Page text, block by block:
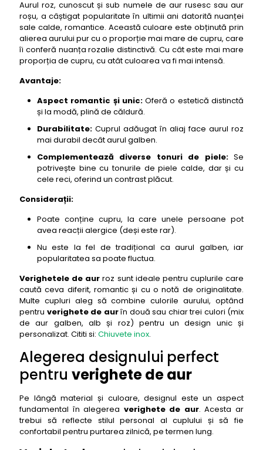
Aurul roz, cunoscut și sub numele de aur rusesc sau aur
roșu, a câștigat popularitate în ultimii ani datorită nuanței
sale calde, romantice. Această culoare este obținută prin
alierea aurului pur cu o proporție mai mare de cupru, care
îi conferă nuanța rozalie distinctivă. Cu cât este mai mare
proporția de cupru, cu atât culoarea va fi mai intensă.
Avantaje:
Aspect romantic și unic:Oferă o estetică distinctă
și la modă, plină de căldură.
Durabilitate: Cuprul adăugat în aliaj face aurul roz
mai durabil decât aurul galben.
Complementează diverse tonuri de piele:Se
potrivește bine cu tonurile de piele calde, dar și cu
cele reci, oferind un contrast plăcut.
Considerații:
Poate conține cupru, la care unele persoane pot
avea reacții alergice (deși este rar).
Nu este la fel de tradițional ca aurul galben, iar
popularitatea sa poate fluctua.
Verighetele de aur roz sunt ideale pentru cuplurile care
caută ceva diferit, romantic și cu o notă de originalitate.
Multe cupluri aleg să combine culorile aurului, optând
pentru verighete de aurîn două sau chiar trei culori (mix
de aur galben, alb și roz) pentru un design unic și
personalizat. Cititi si: Chiuvete inox.
Alegerea designului perfect
pentru verighete de aur
Pe lângă material și culoare, designul este un aspect
fundamental în alegerea verighete de aur. Acesta ar
trebui să reflecte stilul personal al cuplului și să fie
confortabil pentru purtarea zilnică, pe termen lung.